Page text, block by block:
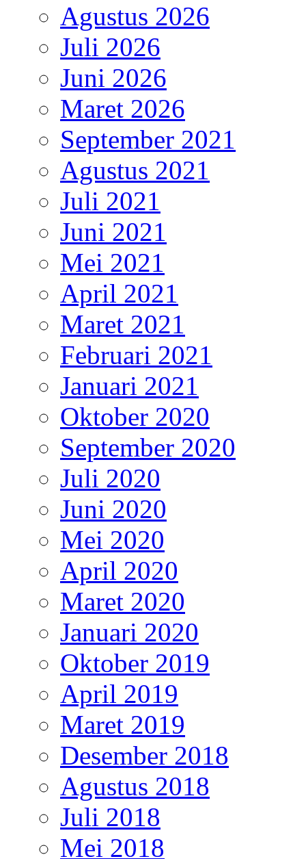
Agustus 2026
Juli 2026
Juni 2026
Maret 2026
September 2021
Agustus 2021
Juli 2021
Juni 2021
Mei 2021
April 2021
Maret 2021
Februari 2021
Januari 2021
Oktober 2020
September 2020
Juli 2020
Juni 2020
Mei 2020
April 2020
Maret 2020
Januari 2020
Oktober 2019
April 2019
Maret 2019
Desember 2018
Agustus 2018
Juli 2018
Mei 2018